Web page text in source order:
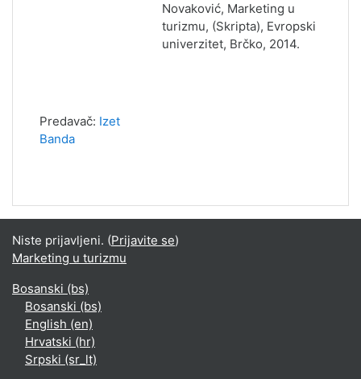
Novaković, Marketing u
turizmu, (Skripta), Evropski
univerzitet, Brčko, 2014.
Predavač: Izet
Banda
Niste prijavljeni. (Prijavite se)
Marketing u turizmu
Bosanski ‎(bs)‎
Bosanski ‎(bs)‎
English ‎(en)‎
Hrvatski ‎(hr)‎
Srpski ‎(sr_lt)‎